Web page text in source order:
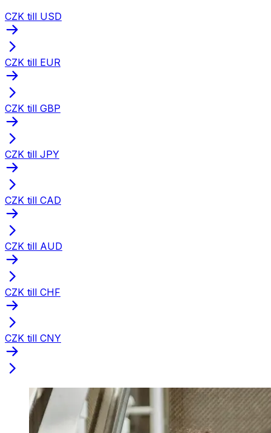
CZK till USD
CZK till EUR
CZK till GBP
CZK till JPY
CZK till CAD
CZK till AUD
CZK till CHF
CZK till CNY